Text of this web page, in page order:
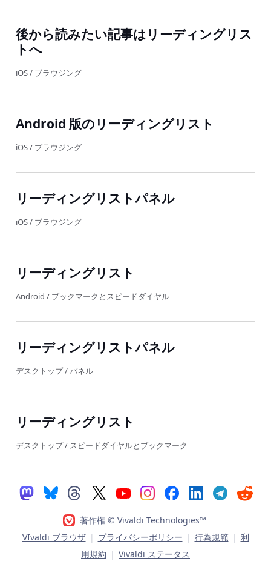
後から読みたい記事はリーディングリス
トへ
iOS/ ブラウジング
Android 版のリーディングリスト
iOS/ ブラウジング
リーディングリストパネル
iOS/ ブラウジング
リーディングリスト
Android / ブックマークとスピードダイヤル
リーディングリストパネル
デスクトップ/パネル
リーディングリスト
デスクトップ/ スピードダイヤルとブックマーク
著作権 © Vivaldi Technologies™
VIvaldi ブラウザ | プライバシーポリシー | 行為規範 | 利
用規約 | Vivaldi ステータス